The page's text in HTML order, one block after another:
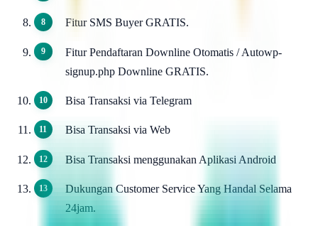
Fitur SMS Buyer GRATIS.
Fitur Pendaftaran Downline Otomatis / Autowp-
signup.php Downline GRATIS.
Bisa Transaksi via Telegram
Bisa Transaksi via Web
Bisa Transaksi menggunakan Aplikasi Android
Dukungan Customer Service Yang Handal Selama
24jam.